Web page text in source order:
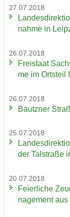
27.07.2018
nah­me in
26.07.2018
Frei­staat
me im Orts­teil
26.07.2018
Bautz­ner
25.07.2018
der Tal­stra­ße
20.07.2018
Fei­er­li­che
nage­ment